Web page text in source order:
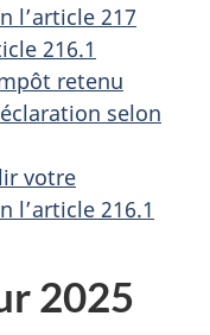
l’article 217
216.1
retenu
selon
votre
l’article 216.1
2025